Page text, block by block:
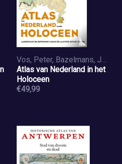
Vos, Peter, Bazelmans, Jos, Meulen, Michiel van der, Weerts, Henk
Atlas van Nederland in het
Holoceen
€49,99